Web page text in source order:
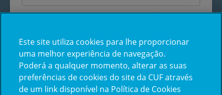
Esqueceu-se da sua password?
Inicie sessão com a Apple
Este site utiliza cookies para lhe proporcionar
uma melhor experiência de navegação.
Poderá a qualquer momento, alterar as suas
preferências de cookies do site da CUF através
de um link disponível na Política de Cookies